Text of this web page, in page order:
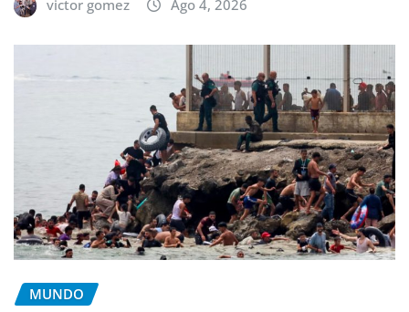
victor gomez Ago 4, 2026
MUNDO